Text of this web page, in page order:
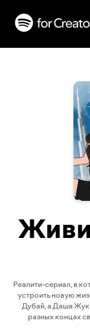
Реалити-сериал, в
устроить новую
Дубай, а Даша Жук
разных концах